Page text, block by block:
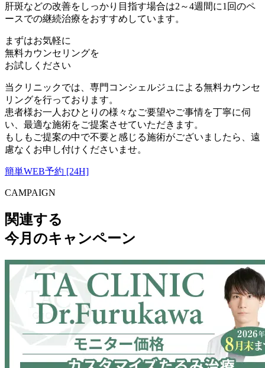
肝斑などの改善をしっかり目指す場合は2～4週間に1回のペ
ースでの継続治療をおすすめしています。
まずはお気軽に
無料カウンセリングを
お試しください
当クリニックでは、専門コンシェルジュによる無料カウンセ
リングを行っております。
患者様お一人おひとりの様々なご要望やご事情を丁寧に伺
い、最適な施術をご提案させていただきます。
もしもご提案の中で不要と感じる施術がございましたら、遠
慮なくお申し付けくださいませ。
簡単WEB予約 [24H]
CAMPAIGN
関連する
今月のキャンペーン